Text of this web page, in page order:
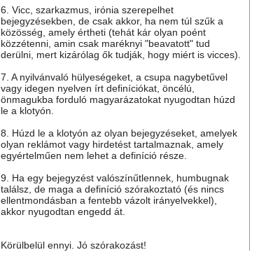
6. Vicc, szarkazmus, irónia szerepelhet
bejegyzésekben, de csak akkor, ha nem túl szűk a
közösség, amely értheti (tehát kár olyan poént
közzétenni, amin csak maréknyi "beavatott" tud
derülni, mert kizárólag ők tudják, hogy miért is vicces).
7. A nyilvánvaló hülyeségeket, a csupa nagybetűvel
vagy idegen nyelven írt definíciókat, öncélú,
önmagukba forduló magyarázatokat nyugodtan húzd
le a klotyón.
8. Húzd le a klotyón az olyan bejegyzéseket, amelyek
olyan reklámot vagy hirdetést tartalmaznak, amely
egyértelműen nem lehet a definíció része.
9. Ha egy bejegyzést valószínűtlennek, humbugnak
találsz, de maga a definíció szórakoztató (és nincs
ellentmondásban a fentebb vázolt irányelvekkel),
akkor nyugodtan engedd át.
Körülbelül ennyi. Jó szórakozást!